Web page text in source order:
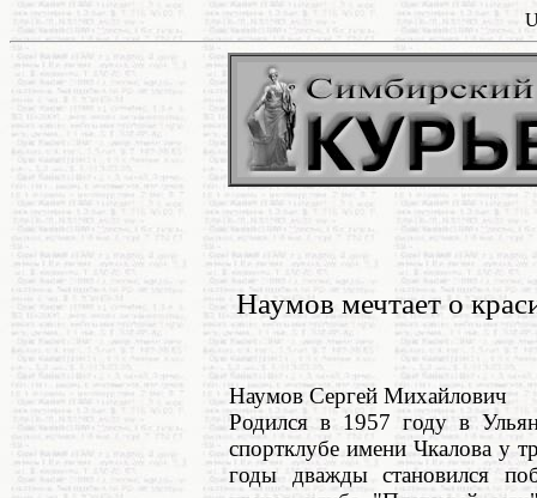
Наумов мечтает о
Наумов Сергей Михайлович
Родился в 1957 году в
спортклубе имени Чкалова у
годы дважды становился